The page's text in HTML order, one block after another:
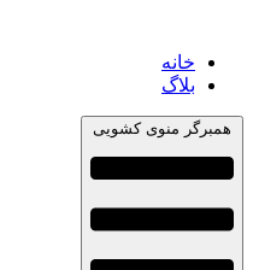
خانه
بلاگ
همبرگر منوی کشویی